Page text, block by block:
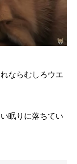
ならむしろウエ
眠りに落ちてい